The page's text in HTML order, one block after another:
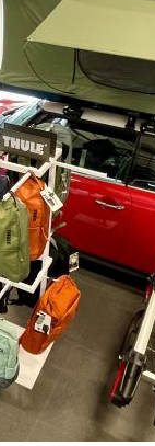
NENÍ SKLADEM
–
Výrobce:
Kód produktu: